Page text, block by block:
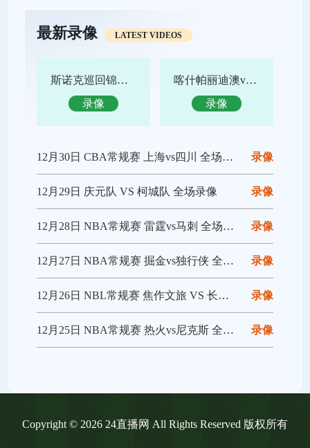
最新录像 LATEST VIDEOS
斯诺克巡回锦标赛决赛 特鲁姆普vs赵心童 全场录像回放
录像
喀什帕丽迪澳vs吴川青年 全场录像回放
录像
录像
12月30日 CBA常规赛 上海vs四川 全场录像回放
录像
12月29日 庆元队 VS 柯城队 全场录像
录像
12月28日 NBA常规赛 雷霆vs马刺 全场录像回放
录像
12月27日 NBA常规赛 掘金vs独行侠 全场录像回放
录像
12月26日 NBL常规赛 焦作文旅 VS 长沙勇胜 全场录像
录像
12月25日 NBA常规赛 热火vs尼克斯 全场录像回放
Copyright © 2026 24直播网 All Rights Reserved 版权所有